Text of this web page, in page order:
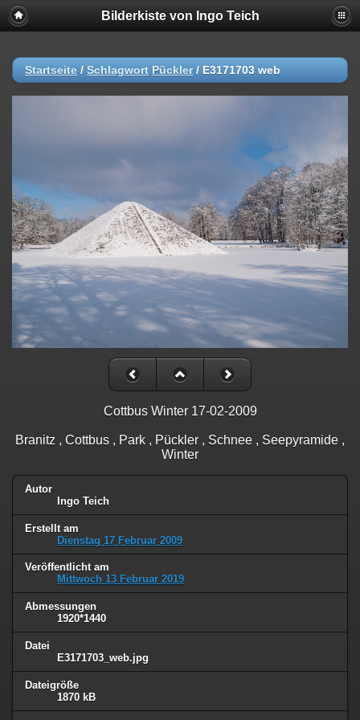
Bilderkiste von Ingo Teich
Startseite / Schlagwort Pückler/ E3171703 web
Cottbus Winter 17-02-2009
Branitz , Cottbus , Park , Pückler , Schnee , Seepyramide ,
Winter
Autor
Ingo Teich
Erstellt am
Dienstag 17 Februar 2009
Veröffentlicht am
Mittwoch 13 Februar 2019
Abmessungen
1920*1440
Datei
E3171703_web.jpg
Dateigröße
1870 kB